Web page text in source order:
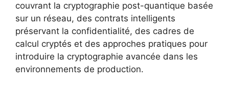
couvrant la cryptographie post-quantique basée
sur un réseau, des contrats intelligents
préservant la confidentialité, des cadres de
calcul cryptés et des approches pratiques pour
introduire la cryptographie avancée dans les
environnements de production.